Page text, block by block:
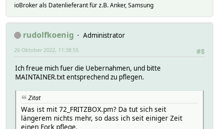
ioBroker als Datenlieferant für z.B. Anker, Samsung
rudolfkoenig
Administrator
#8
26 Oktober 2022, 11:38:55
Ich freue mich fuer die Uebernahmen, und bitte
MAINTAINER.txt entsprechend zu pflegen.
Zitat
Was ist mit 72_FRITZBOX.pm? Da tut sich seit
längerem nichts mehr, so dass ich seit einiger Zeit
einen Fork pflege.